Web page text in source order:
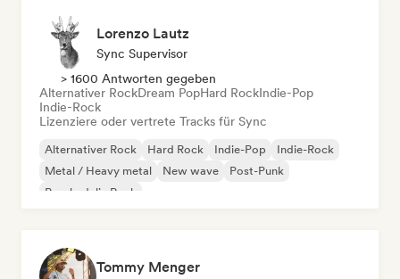
Lorenzo Lautz
Sync Supervisor
> 1600 Antworten gegeben
Alternativer RockDream PopHard RockIndie-Pop
Indie-Rock
Lizenziere oder vertrete Tracks für Sync
Alternativer Rock Hard Rock Indie-Pop
Indie-Rock
Metal / Heavy metal
New wave
Post-Punk
Psychedelic Rock
Tommy Menger